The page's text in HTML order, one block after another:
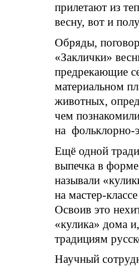
прилетают из
весну, вот и
Обряды,
«Заклички»
предрекающие
материальном
животных,
чем
на фольклорно-
Ещё одной
выпечка в
называли
на мастер-
Освоив это
«кулика» дома
традициям
Научный